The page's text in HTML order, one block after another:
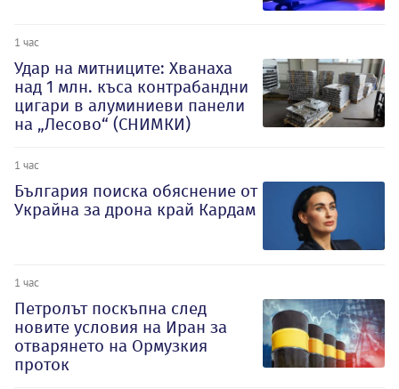
1 час
Удар на митниците: Хванаха
над 1 млн. къса контрабандни
цигари в алуминиеви панели
на „Лесово“ (СНИМКИ)
1 час
България поиска обяснение от
Украйна за дрона край Кардам
1 час
Петролът поскъпна след
новите условия на Иран за
отварянето на Ормузкия
проток